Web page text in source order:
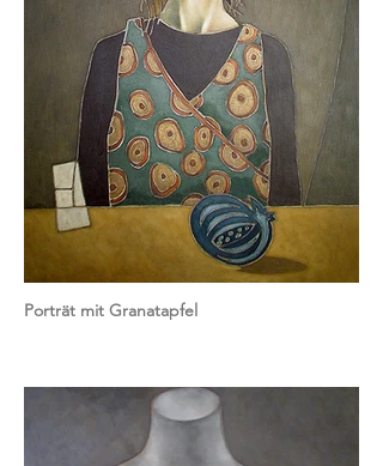
Porträt mit Granatapfel